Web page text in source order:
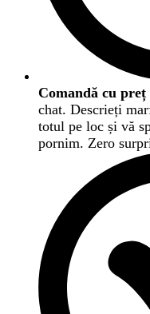
Comandă cu
chat. Descrieți
totul pe loc și vă
pornim. Zero